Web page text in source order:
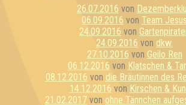
26.07.2016 von
06.09.2016 von Team Jesus
24.09.2016 von
24.09.2016 von dkw.
27.10.2016 von Geilo Ren
06.12.2016 von Klatschen &
08.12.2016 von die Bräutinnen des
14.12.2016 von Kirschen &
21.02.2017 von ohne Tännchen